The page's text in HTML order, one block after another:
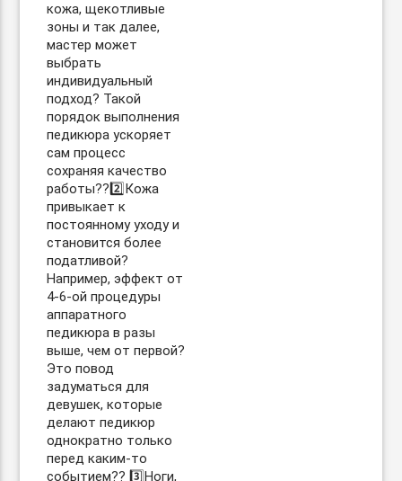
кожа, щекотливые
зоны и так далее,
мастер может
выбрать
индивидуальный
подход? Такой
порядок выполнения
педикюра ускоряет
сам процесс
сохраняя качество
работы??2️⃣Кожа
привыкает к
постоянному уходу и
становится более
податливой?
Например, эффект от
4-6-ой процедуры
аппаратного
педикюра в разы
выше, чем от первой?
Это повод
задуматься для
девушек, которые
делают педикюр
однократно только
перед каким-то
событием?? 3️⃣Ноги,